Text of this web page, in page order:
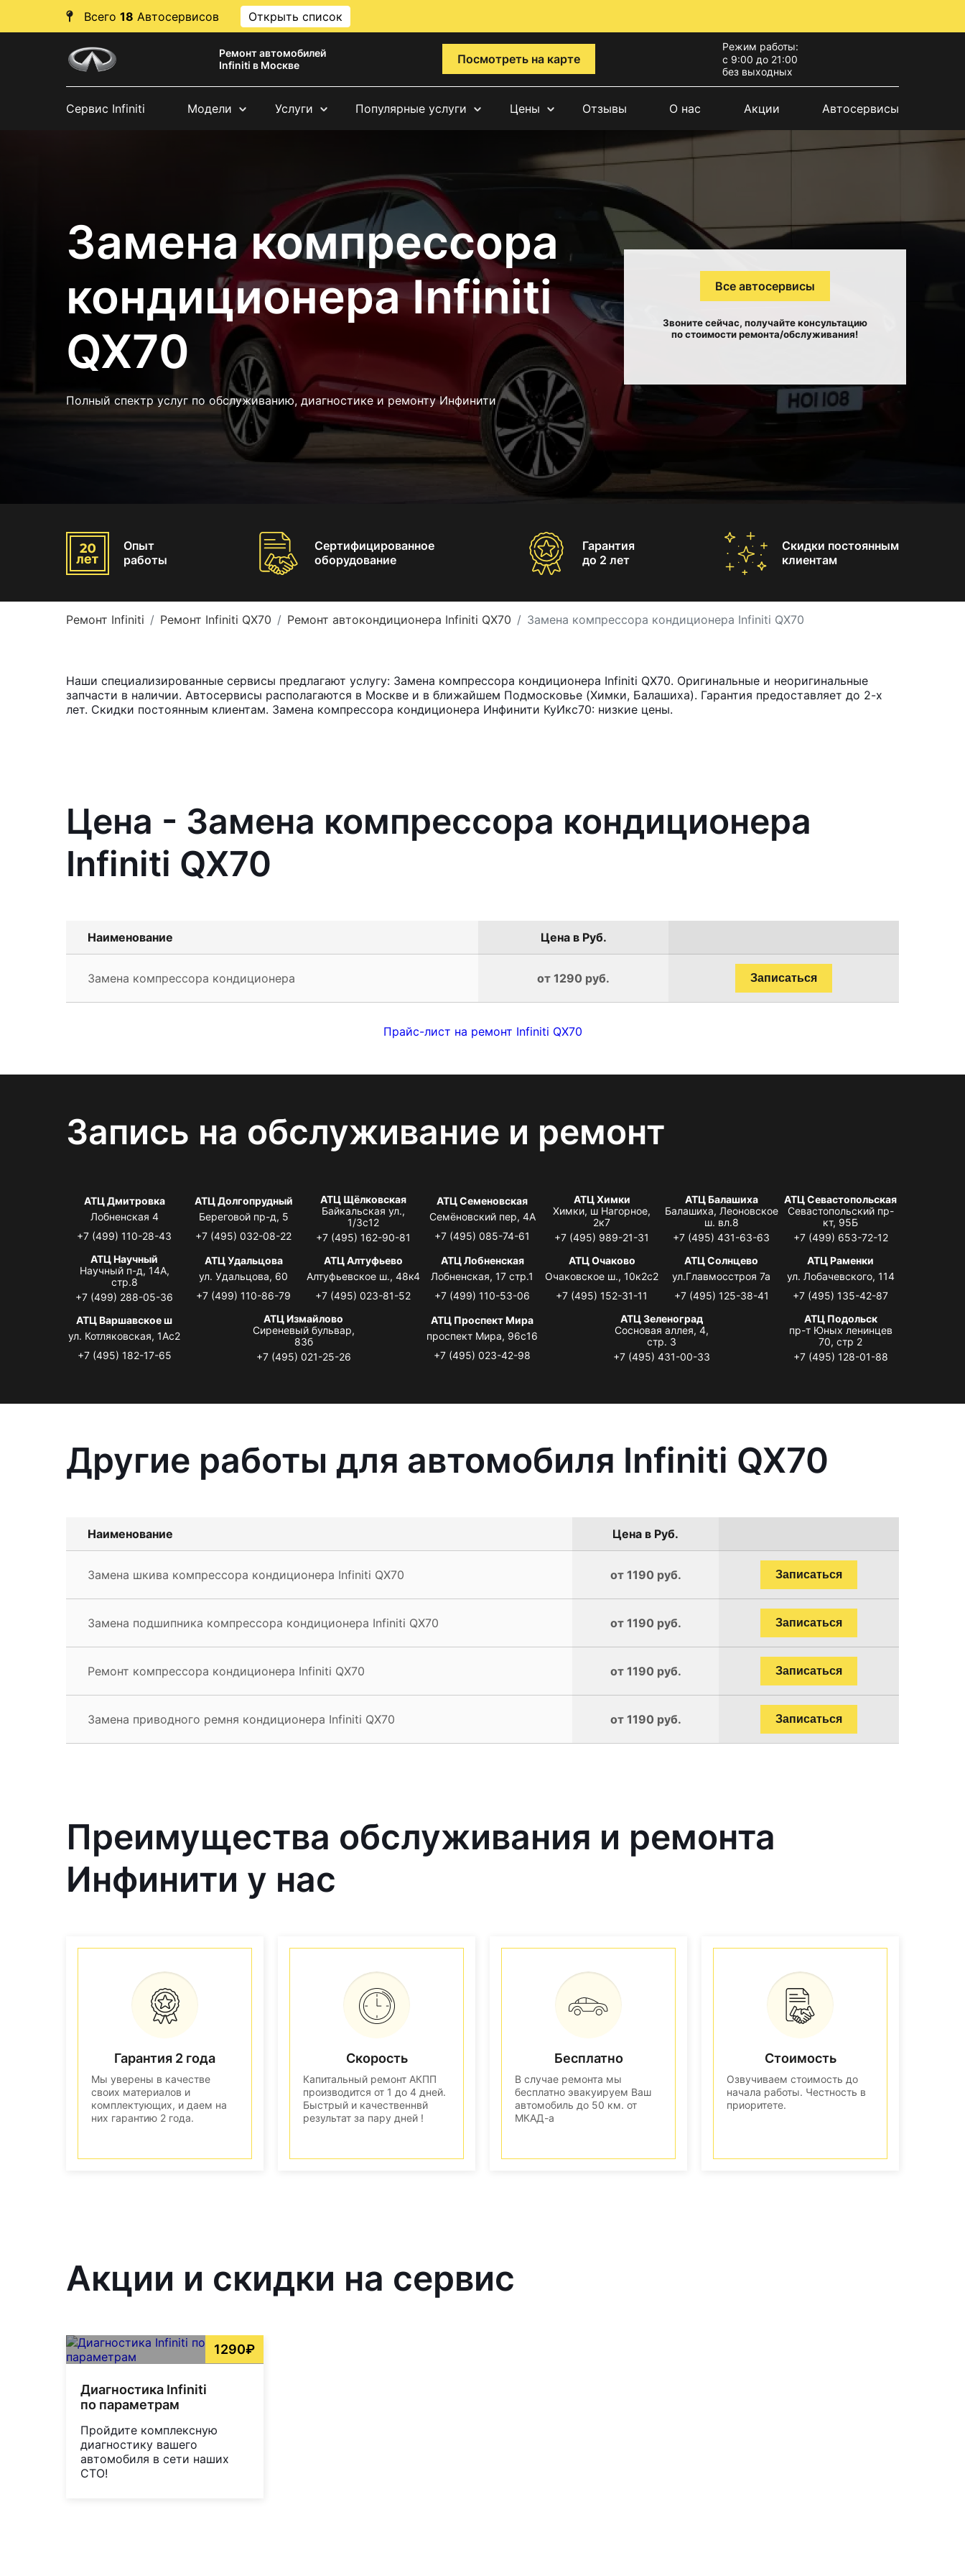
Всего 18 Автосервисов Открыть список
Ремонт автомобилей
Infiniti в Москве
Посмотреть на карте
Режим работы:
с 9:00 до 21:00
без выходных
Сервис Infiniti Модели Услуги Популярные услуги Цены Отзывы О нас Акции Автосервисы
Замена компрессора
кондиционера Infiniti
QX70
Полный спектр услуг по обслуживанию, диагностике и ремонту Инфинити
Все автосервисы
Звоните сейчас, получайте консультацию
по стоимости ремонта/обслуживания!
Опыт
работы
Сертифицированное
оборудование
Гарантия
до 2 лет
Скидки постоянным
клиентам
Ремонт Infiniti Ремонт Infiniti QX70 Ремонт автокондиционера Infiniti QX70 Замена компрессора кондиционера Infiniti QX70
Наши специализированные сервисы предлагают услугу: Замена компрессора кондиционера Infiniti QX70. Оригинальные и неоригинальные
запчасти в наличии. Автосервисы располагаются в Москве и в ближайшем Подмосковье (Химки, Балашиха). Гарантия предоставляет до 2-х
лет. Скидки постоянным клиентам. Замена компрессора кондиционера Инфинити КуИкс70: низкие цены.
Цена - Замена компрессора кондиционера
Infiniti QX70
Наименование Цена в Руб.
Замена компрессора кондиционера от 1290 руб. Записаться
Прайс-лист на ремонт Infiniti QX70
Запись на обслуживание и ремонт
АТЦ Дмитровка
Лобненская 4
+7 (499) 110-28-43
АТЦ Долгопрудный
Береговой пр-д, 5
+7 (495) 032-08-22
АТЦ Щёлковская
Байкальская ул.,
1/3с12
+7 (495) 162-90-81
АТЦ Семеновская
Семёновский пер, 4А
+7 (495) 085-74-61
АТЦ Химки
Химки, ш Нагорное,
2к7
+7 (495) 989-21-31
АТЦ Балашиха
Балашиха, Леоновское
ш. вл.8
+7 (495) 431-63-63
АТЦ Севастопольская
Севастопольский пр-
кт, 95Б
+7 (499) 653-72-12
АТЦ Научный
Научный п-д, 14А,
стр.8
+7 (499) 288-05-36
АТЦ Удальцова
ул. Удальцова, 60
+7 (499) 110-86-79
АТЦ Алтуфьево
Алтуфьевское ш., 48к4
+7 (495) 023-81-52
АТЦ Лобненская
Лобненская, 17 стр.1
+7 (499) 110-53-06
АТЦ Очаково
Очаковское ш., 10к2с2
+7 (495) 152-31-11
АТЦ Солнцево
ул.Главмосстроя 7а
+7 (495) 125-38-41
АТЦ Раменки
ул. Лобачевского, 114
+7 (495) 135-42-87
АТЦ Варшавское ш
ул. Котляковская, 1Ас2
+7 (495) 182-17-65
АТЦ Измайлово
Сиреневый бульвар,
83б
+7 (495) 021-25-26
АТЦ Проспект Мира
проспект Мира, 96с16
+7 (495) 023-42-98
АТЦ Зеленоград
Сосновая аллея, 4,
стр. 3
+7 (495) 431-00-33
АТЦ Подольск
пр-т Юных ленинцев
70, стр 2
+7 (495) 128-01-88
Другие работы для автомобиля Infiniti QX70
Наименование Цена в Руб.
Замена шкива компрессора кондиционера Infiniti QX70 от 1190 руб. Записаться
Замена подшипника компрессора кондиционера Infiniti QX70 от 1190 руб. Записаться
Ремонт компрессора кондиционера Infiniti QX70 от 1190 руб. Записаться
Замена приводного ремня кондиционера Infiniti QX70 от 1190 руб. Записаться
Преимущества обслуживания и ремонта
Инфинити у нас
Гарантия 2 года
Мы уверены в качестве
своих материалов и
комплектующих, и даем на
них гарантию 2 года.
Скорость
Капитальный ремонт АКПП
производится от 1 до 4 дней.
Быстрый и качественнвй
результат за пару дней !
Бесплатно
В случае ремонта мы
бесплатно эвакуируем Ваш
автомобиль до 50 км. от
МКАД-а
Стоимость
Озвучиваем стоимость до
начала работы. Честность в
приоритете.
Акции и скидки на сервис
1290₽
Диагностика Infiniti
по параметрам
Пройдите комплексную
диагностику вашего
автомобиля в сети наших
СТО!